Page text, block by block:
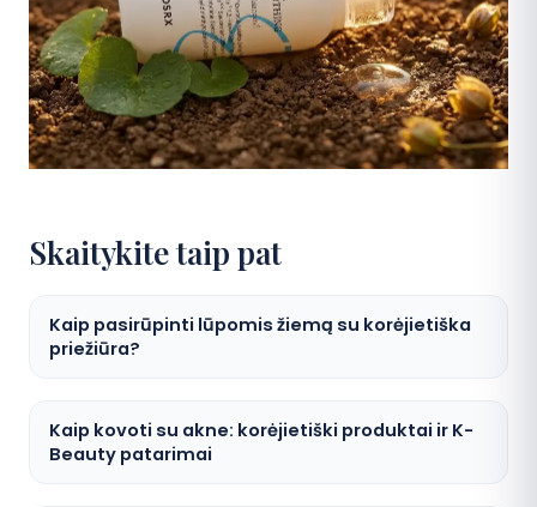
Skaitykite taip pat
Kaip pasirūpinti lūpomis žiemą su korėjietiška
priežiūra?
Kaip kovoti su akne: korėjietiški produktai ir K-
Beauty patarimai